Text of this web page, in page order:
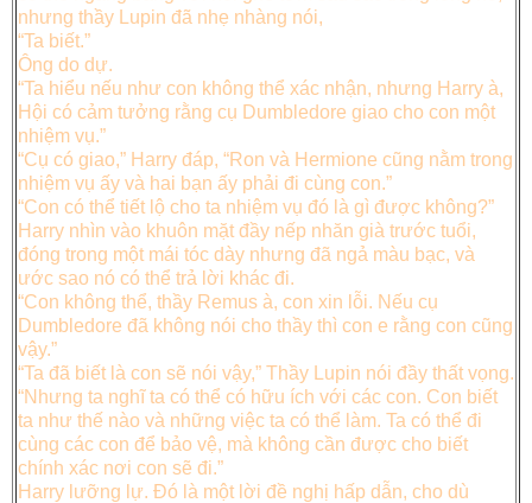
nhưng thầy Lupin đã nhẹ nhàng nói,
“Ta biết.”
Ông do dự.
“Ta hiểu nếu như con không thể xác nhận, nhưng Harry à,
Hội có cảm tưởng rằng cụ Dumbledore giao cho con một
nhiệm vụ.”
“Cụ có giao,” Harry đáp, “Ron và Hermione cũng nằm trong
nhiệm vụ ấy và hai bạn ấy phải đi cùng con.”
“Con có thể tiết lộ cho ta nhiệm vụ đó là gì được không?”
Harry nhìn vào khuôn mặt đầy nếp nhăn già trước tuổi,
đóng trong một mái tóc dày nhưng đã ngả màu bạc, và
ước sao nó có thể trả lời khác đi.
“Con không thể, thầy Remus à, con xin lỗi. Nếu cụ
Dumbledore đã không nói cho thầy thì con e rằng con cũng
vậy.”
“Ta đã biết là con sẽ nói vậy,” Thầy Lupin nói đầy thất vọng.
“Nhưng ta nghĩ ta có thể có hữu ích với các con. Con biết
ta như thế nào và những việc ta có thể làm. Ta có thể đi
cùng các con để bảo vệ, mà không cần được cho biết
chính xác nơi con sẽ đi.”
Harry lưỡng lự. Đó là một lời đề nghị hấp dẫn, cho dù